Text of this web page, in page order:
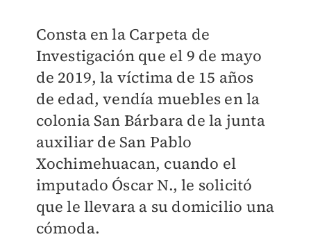
Consta en la Carpeta de
Investigación que el 9 de mayo
de 2019, la víctima de 15 años
de edad, vendía muebles en la
colonia San Bárbara de la junta
auxiliar de San Pablo
Xochimehuacan, cuando el
imputado Óscar N., le solicitó
que le llevara a su domicilio una
cómoda.